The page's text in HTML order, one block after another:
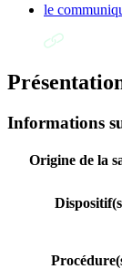
le
Informations
Origine de la